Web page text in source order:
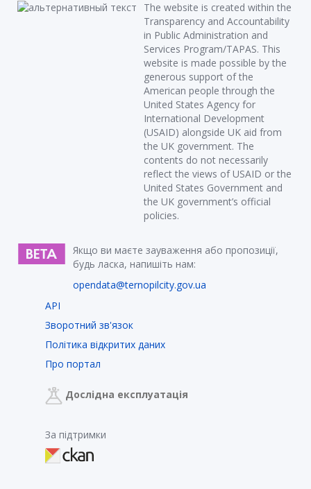
The website is created within the
Transparency and Accountability
in Public Administration and
Services Program/TAPAS. This
website is made possible by the
generous support of the
American people through the
United States Agency for
International Development
(USAID) alongside UK aid from
the UK government. The
contents do not necessarily
reflect the views of USAID or the
United States Government and
the UK government’s official
policies.
Якщо ви маєте зауваження або пропозиції,
будь ласка, напишіть нам:
opendata@ternopilcity.gov.ua
API
Зворотний зв'язок
Політика відкритих даних
Про портал
Дослідна експлуатація
За підтримки